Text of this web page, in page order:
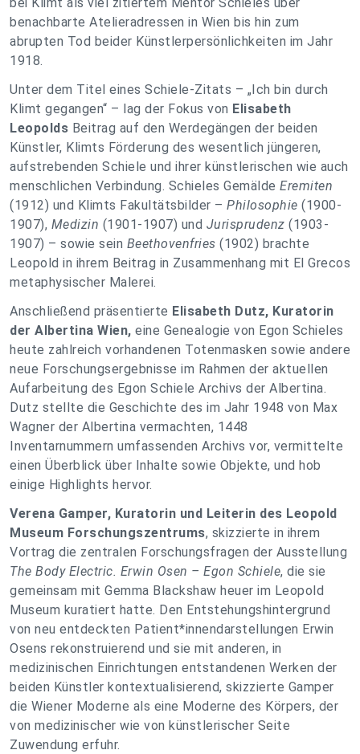
bei Klimt als viel zitiertem Mentor Schieles über
benachbarte Atelieradressen in Wien bis hin zum
abrupten Tod beider Künstlerpersönlichkeiten im Jahr
1918.
Unter dem Titel eines Schiele-Zitats – „Ich bin durch
Klimt gegangen“ – lag der Fokus von Elisabeth
Leopolds Beitrag auf den Werdegängen der beiden
Künstler, Klimts Förderung des wesentlich jüngeren,
aufstrebenden Schiele und ihrer künstlerischen wie auch
menschlichen Verbindung. Schieles Gemälde Eremiten
(1912) und Klimts Fakultätsbilder – Philosophie (1900-
1907), Medizin (1901-1907) und Jurisprudenz (1903-
1907) – sowie sein Beethovenfries (1902) brachte
Leopold in ihrem Beitrag in Zusammenhang mit El Grecos
metaphysischer Malerei.
Anschließend präsentierte Elisabeth Dutz, Kuratorin
der Albertina Wien, eine Genealogie von Egon Schieles
heute zahlreich vorhandenen Totenmasken sowie andere
neue Forschungsergebnisse im Rahmen der aktuellen
Aufarbeitung des Egon Schiele Archivs der Albertina.
Dutz stellte die Geschichte des im Jahr 1948 von Max
Wagner der Albertina vermachten, 1448
Inventarnummern umfassenden Archivs vor, vermittelte
einen Überblick über Inhalte sowie Objekte, und hob
einige Highlights hervor.
Verena Gamper, Kuratorin und Leiterin des Leopold
Museum Forschungszentrums, skizzierte in ihrem
Vortrag die zentralen Forschungsfragen der Ausstellung
The Body Electric. Erwin Osen – Egon Schiele, die sie
gemeinsam mit Gemma Blackshaw heuer im Leopold
Museum kuratiert hatte. Den Entstehungshintergrund
von neu entdeckten Patient*innendarstellungen Erwin
Osens rekonstruierend und sie mit anderen, in
medizinischen Einrichtungen entstandenen Werken der
beiden Künstler kontextualisierend, skizzierte Gamper
die Wiener Moderne als eine Moderne des Körpers, der
von medizinischer wie von künstlerischer Seite
Zuwendung erfuhr.